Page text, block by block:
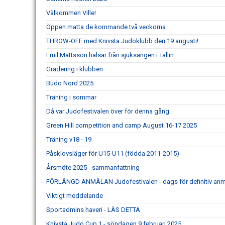
Välkommen Ville!
Öppen matta de kommande två veckorna
THROW-OFF med Knivsta Judoklubb den 19 augusti!
Emil Mattsson hälsar från sjuksängen i Tallin
Gradering i klubben
Budo Nord 2025
Träning i sommar
Då var Judofestivalen över för denna gång
Green Hill competition and camp August 16-17 2025
Träning v18 - 19
Påsklovsläger för U15-U11 (födda 2011-2015)
Årsmöte 2025 - sammanfattning
FÖRLÄNGD ANMÄLAN Judofestivalen - dags för definitiv
Viktigt meddelande
Sportadmins haveri - LÄS DETTA